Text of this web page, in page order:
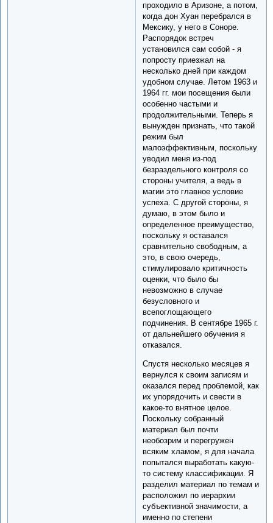
проходило в Аризоне, а потом,
когда дон Хуан перебрался в
Мексику, у него в Соноре.
Распорядок встреч
установился сам собой - я
попросту приезжал на
несколько дней при каждом
удобном случае. Летом 1963 и
1964 гг. мои посещения были
особенно частыми и
продолжительными. Теперь я
вынужден признать, что такой
режим был
малоэффективным, поскольку
уводил меня из-под
безраздельного контроля со
стороны учителя, а ведь в
магии это главное условие
успеха. С другой стороны, я
думаю, в этом было и
определенное преимущество,
поскольку я оставался
сравнительно свободным, а
это, в свою очередь,
стимулировало критичность
оценки, что было бы
невозможно в случае
безусловного и
всепоглощающего
подчинения. В сентябре 1965 г.
от дальнейшего обучения я
отказался.
Спустя несколько месяцев я
вернулся к своим записям и
оказался перед проблемой, как
их упорядочить и свести в
какое-то внятное целое.
Поскольку собранный
материал был почти
необозрим и перегружен
всяким хламом, я для начала
попытался выработать какую-
то систему классификации. Я
разделил материал по темам и
расположил по иерархии
субъективной значимости, а
именно по степени